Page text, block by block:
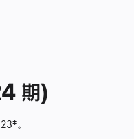
期)
脚
‡。